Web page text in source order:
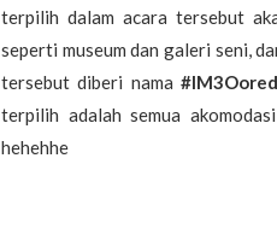
terpilih dalam acara tersebut
seperti museum dan galeri seni,
tersebut diberi nama
terpilih adalah semua
hehehhe